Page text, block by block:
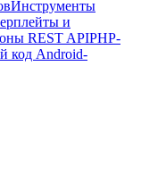
Инструменты
и
REST APIPHP-
код Android-